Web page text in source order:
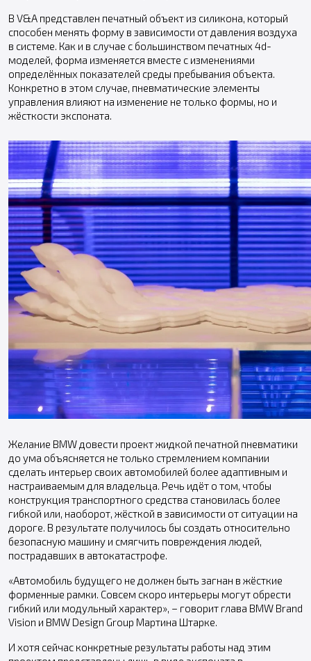
В V&A представлен печатный объект из силикона, который
способен менять форму в зависимости от давления воздуха
в системе. Как и в случае с большинством печатных 4d-
моделей, форма изменяется вместе с изменениями
определённых показателей среды пребывания объекта.
Конкретно в этом случае, пневматические элементы
управления влияют на изменение не только формы, но и
жёсткости экспоната.
Желание BMW довести проект жидкой печатной пневматики
до ума объясняется не только стремлением компании
сделать интерьер своих автомобилей более адаптивным и
настраиваемым для владельца. Речь идёт о том, чтобы
конструкция транспортного средства становилась более
гибкой или, наоборот, жёсткой в зависимости от ситуации на
дороге. В результате получилось бы создать относительно
безопасную машину и смягчить повреждения людей,
пострадавших в автокатастрофе.
«Автомобиль будущего не должен быть загнан в жёсткие
форменные рамки. Совсем скоро интерьеры могут обрести
гибкий или модульный характер», – говорит глава BMW Brand
Vision и BMW Design Group Мартина Штарке.
И хотя сейчас конкретные результаты работы над этим